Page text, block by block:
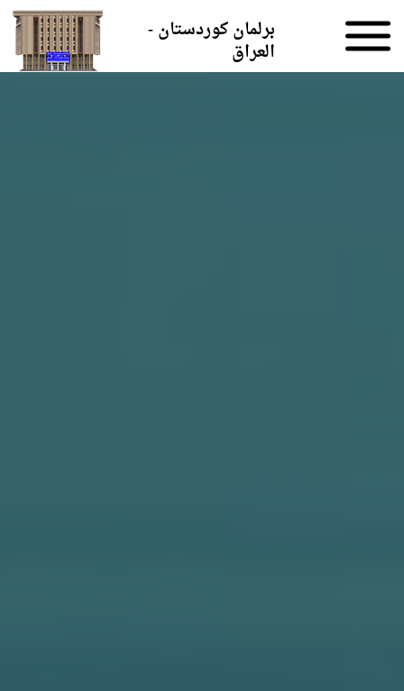
برلمان كوردستان -
العراق